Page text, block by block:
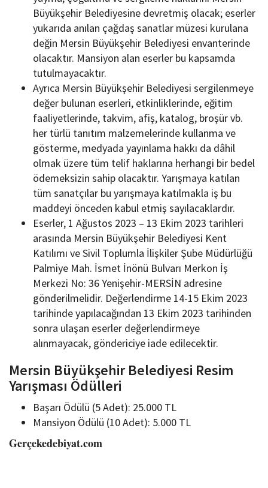
Büyükşehir Belediyesine devretmiş olacak; eserler
yukarıda anılan çağdaş sanatlar müzesi kurulana
değin Mersin Büyükşehir Belediyesi envanterinde
olacaktır. Mansiyon alan eserler bu kapsamda
tutulmayacaktır.
Ayrıca Mersin Büyükşehir Belediyesi sergilenmeye
değer bulunan eserleri, etkinliklerinde, eğitim
faaliyetlerinde, takvim, afiş, katalog, broşür vb.
her türlü tanıtım malzemelerinde kullanma ve
gösterme, medyada yayınlama hakkı da dâhil
olmak üzere tüm telif haklarına herhangi bir bedel
ödemeksizin sahip olacaktır. Yarışmaya katılan
tüm sanatçılar bu yarışmaya katılmakla iş bu
maddeyi önceden kabul etmiş sayılacaklardır.
Eserler, 1 Ağustos 2023 – 13 Ekim 2023 tarihleri
arasında Mersin Büyükşehir Belediyesi Kent
Katılımı ve Sivil Toplumla İlişkiler Şube Müdürlüğü
Palmiye Mah. İsmet İnönü Bulvarı Merkon İş
Merkezi No: 36 Yenişehir-MERSİN adresine
gönderilmelidir. Değerlendirme 14-15 Ekim 2023
tarihinde yapılacağından 13 Ekim 2023 tarihinden
sonra ulaşan eserler değerlendirmeye
alınmayacak, göndericiye iade edilecektir.
Mersin Büyükşehir Belediyesi Resim
Yarışması Ödülleri
Başarı Ödülü (5 Adet): 25.000 TL
Mansiyon Ödülü (10 Adet): 5.000 TL
Gerçekedebiyat.com